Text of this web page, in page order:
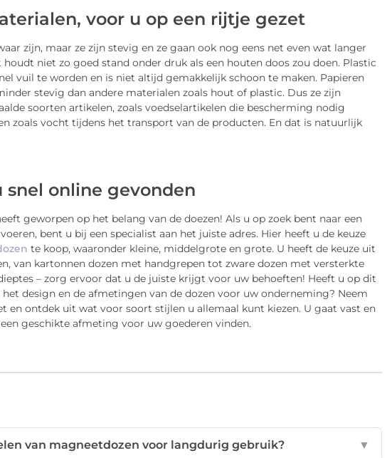
voor u op een rijtje gezet
zijn, maar ze zijn stevig en ze gaan ook nog eens net even wat langer
niet zo goed stand onder druk als een houten doos zou doen. Plastic
vuil te worden en is niet altijd gemakkelijk schoon te maken. Papieren
stevig dan andere materialen zoals hout of plastic. Dus ze zijn
soorten artikelen, zoals voedselartikelen die bescherming nodig
zoals vocht tijdens het transport van de producten. En dat is natuurlijk
online gevonden
geworpen op het belang van de doezen! Als u op zoek bent naar een
bent u bij een specialist aan het juiste adres. Hier heeft u de keuze
te koop, waaronder kleine, middelgrote en grote. U heeft de keuze uit
van kartonnen dozen met handgrepen tot zware dozen met versterkte
– zorg ervoor dat u de juiste krijgt voor uw behoeften! Heeft u op dit
design en de afmetingen van de dozen voor uw onderneming? Neem
en ontdek uit wat voor soort stijlen u allemaal kunt kiezen. U gaat vast en
geschikte afmeting voor uw goederen vinden.
van magneetdozen voor langdurig gebruik? ▼